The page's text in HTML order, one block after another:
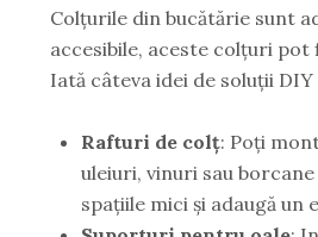
Colțurile din bucătărie sunt
accesibile, aceste colțuri
Iată câteva idei de soluții
Rafturi de colț: Poți
uleiuri, vinuri sau
spațiile mici și adaugă